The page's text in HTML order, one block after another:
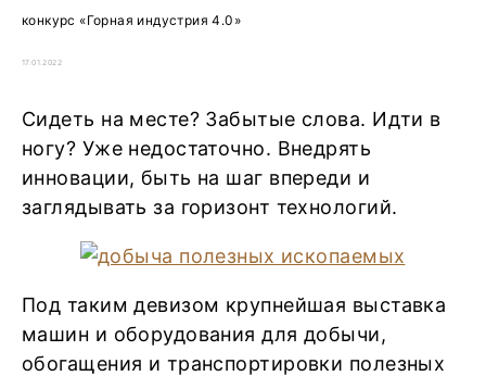
конкурс «Горная индустрия 4.0»
17.01.2022
Сидеть на месте? Забытые слова. Идти в
ногу? Уже недостаточно. Внедрять
инновации, быть на шаг впереди и
заглядывать за горизонт технологий.
Под таким девизом крупнейшая выставка
машин и оборудования для добычи,
обогащения и транспортировки полезных